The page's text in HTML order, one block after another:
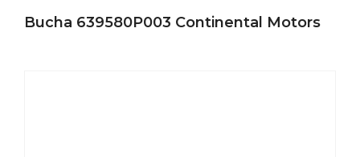
Bucha 639580P003 Continental Motors